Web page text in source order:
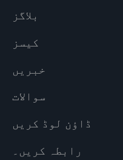
بلاگز
کیسز
خبریں
سوالات
ڈاؤن لوڈ کریں
رابطہ کریں۔